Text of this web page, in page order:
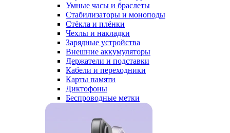
Умные часы и браслеты
Стабилизаторы и моноподы
Стёкла и плёнки
Чехлы и накладки
Зарядные устройства
Внешние аккумуляторы
Держатели и подставки
Кабели и переходники
Карты памяти
Диктофоны
Беспроводные метки